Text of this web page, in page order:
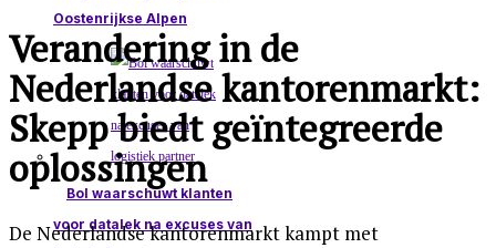
Oostenrijkse Alpen
Bol waarschuwt klanten
voor datalek na excuses van
Verandering in de
Nederlandse kantorenmarkt:
Skepp biedt geïntegreerde
oplossingen
De Nederlandse kantorenmarkt kampt met